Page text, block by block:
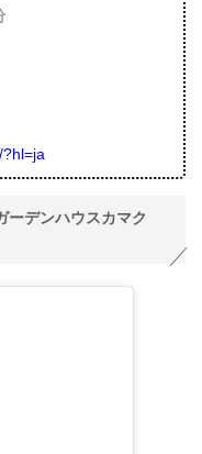
ーデンハウスカマク